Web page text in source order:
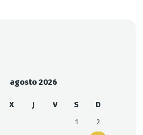
agosto 2026
X J V S D
1 2